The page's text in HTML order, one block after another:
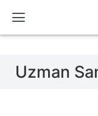
Uzman